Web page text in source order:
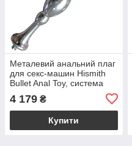
Металевий анальний плаг
для секс-машин Hismith
Bullet Anal Toy, система
4 179 ₴
Купити